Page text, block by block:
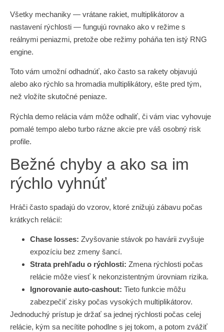
Všetky mechaniky — vrátane rakiet, multiplikátorov a
nastavení rýchlosti — fungujú rovnako ako v režime s
reálnymi peniazmi, pretože obe režimy poháňa ten istý RNG
engine.
Toto vám umožní odhadnúť, ako často sa rakety objavujú
alebo ako rýchlo sa hromadia multiplikátory, ešte pred tým,
než vložíte skutočné peniaze.
Rýchla demo relácia vám môže odhaliť, či vám viac vyhovuje
pomalé tempo alebo turbo rázne akcie pre váš osobný risk
profile.
Bežné chyby a ako sa im
rýchlo vyhnúť
Hráči často spadajú do vzorov, ktoré znižujú zábavu počas
krátkych relácií:
Chase losses: Zvyšovanie stávok po havárii zvyšuje
expozíciu bez zmeny šancí.
Strata prehľadu o rýchlosti: Zmena rýchlosti počas
relácie môže viesť k nekonzistentným úrovniam rizika.
Ignorovanie auto‑cashout: Tieto funkcie môžu
zabezpečiť zisky počas vysokých multiplikátorov.
Jednoduchý prístup je držať sa jednej rýchlosti počas celej
relácie, kým sa necítite pohodlne s jej tokom, a potom zvážiť